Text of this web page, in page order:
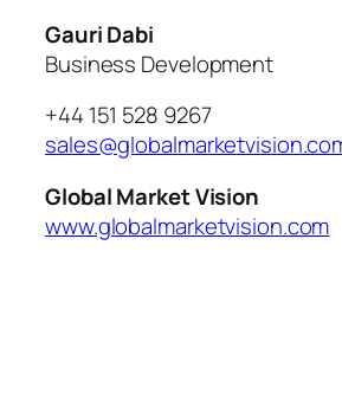
Gauri Dabi
Business Development
+44 151 528 9267
Global Market Vision
www.globalmarketvision.com